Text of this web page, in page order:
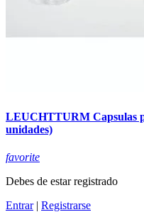
LEUCHTTURM Capsulas
unidades)
favorite
Debes de estar registrado
Entrar| Registrarse